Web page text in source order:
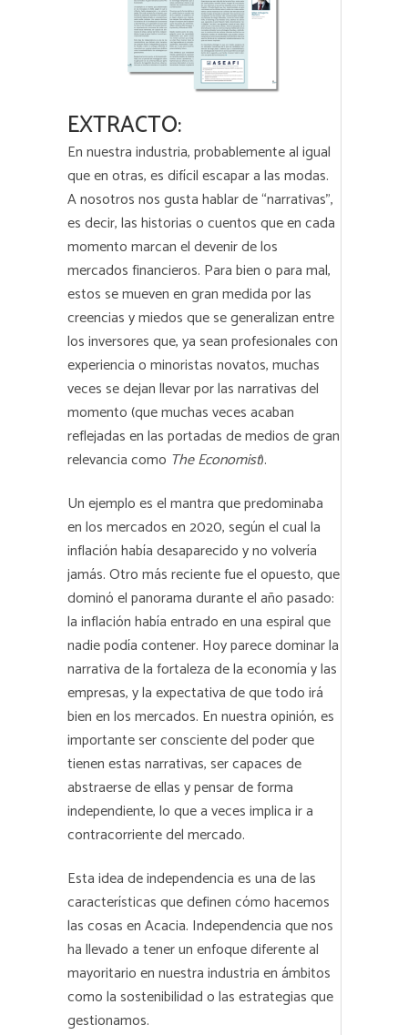
EXTRACTO:
En nuestra industria, probablemente al igual
que en otras, es difícil escapar a las modas.
A nosotros nos gusta hablar de “narrativas”,
es decir, las historias o cuentos que en cada
momento marcan el devenir de los
mercados financieros. Para bien o para mal,
estos se mueven en gran medida por las
creencias y miedos que se generalizan entre
los inversores que, ya sean profesionales con
experiencia o minoristas novatos, muchas
veces se dejan llevar por las narrativas del
momento (que muchas veces acaban
reflejadas en las portadas de medios de gran
relevancia como The Economist).
Un ejemplo es el mantra que predominaba
en los mercados en 2020, según el cual la
inflación había desaparecido y no volvería
jamás. Otro más reciente fue el opuesto, que
dominó el panorama durante el año pasado:
la inflación había entrado en una espiral que
nadie podía contener. Hoy parece dominar la
narrativa de la fortaleza de la economía y las
empresas, y la expectativa de que todo irá
bien en los mercados. En nuestra opinión, es
importante ser consciente del poder que
tienen estas narrativas, ser capaces de
abstraerse de ellas y pensar de forma
independiente, lo que a veces implica ir a
contracorriente del mercado.
Esta idea de independencia es una de las
características que definen cómo hacemos
las cosas en Acacia. Independencia que nos
ha llevado a tener un enfoque diferente al
mayoritario en nuestra industria en ámbitos
como la sostenibilidad o las estrategias que
gestionamos.